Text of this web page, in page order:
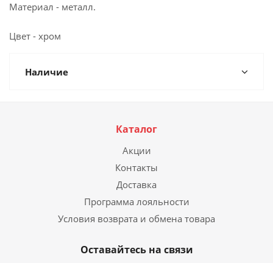
Материал - металл.
Цвет - хром
Наличие
Каталог
Акции
Контакты
Доставка
Программа лояльности
Условия возврата и обмена товара
Оставайтесь на связи